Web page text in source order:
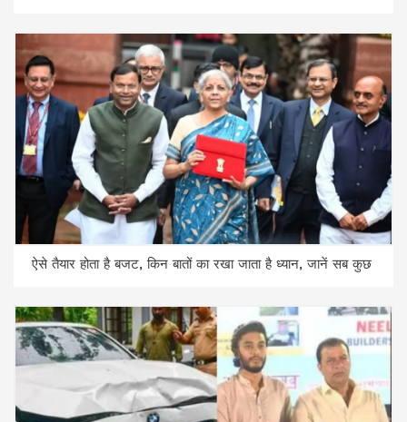
ऐसे तैयार होता है बजट, किन बातों का रखा जाता है ध्यान, जानें सब कुछ